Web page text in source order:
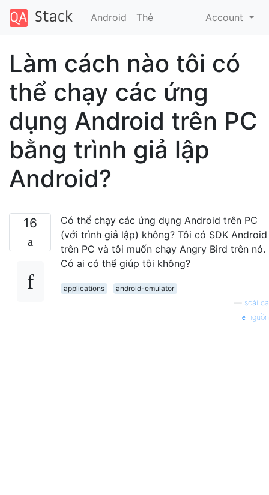
Android Thẻ Account
Làm cách nào tôi có
thể chạy các ứng
dụng Android trên PC
bằng trình giả lập
Android?
16
Có thể chạy các ứng dụng Android trên PC
(với trình giả lập) không? Tôi có SDK Android
trên PC và tôi muốn chạy Angry Bird trên nó.
Có ai có thể giúp tôi không?
applications
android-emulator
soái ca
nguồn